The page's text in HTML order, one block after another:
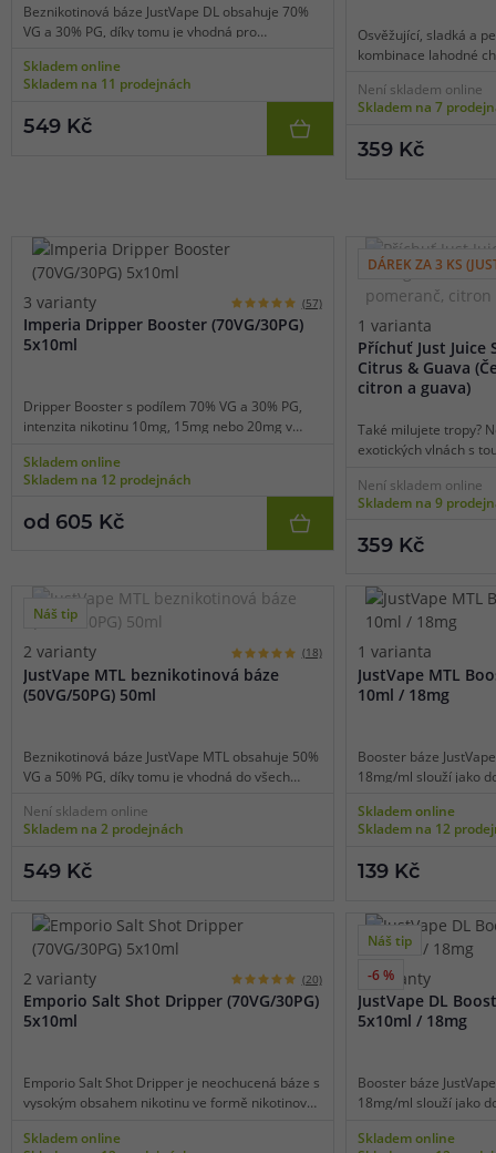
Opatrně otevřete lahvičku s koncentrovanou příchutí.
Lahvičku dolijte beznikotinovou bází nebo nikotinovým
Uzavřete lahvičku a důkladně ji protřepejte po dobu
Poté nechte chvíli odstát a můžete ihned vapovat.
Koncentrovaná aromata pro pokročilé
Klasická koncentrovaná aromatanabízejí maximální flexibilitu
experimentovat s různými poměry, kombinovat více příchutí a
recepty. Tyto aromata vyžadují základní znalost poměrů
delší čas na dozrání.
Míchání více příchutí dohromady
Kombinování různých příchutí vám otevírá široké možnosti
Oblíbené kombinace zahrnují ovocné směsi s chladivými prvky,
kombinacemi a postupně přidávat.
Zrání e-liquidů - nesmírně důležitá součást
Výrobci obecně doporučují nechat namíchané příchutě 2 až 3
zvýraznění chuti všech použitých surovin.
Praktický návod na míchání e-liquidů
Potřebné vybavení a pomůcky
Pro úspěšné míchání budete potřebovat tyto pomůcky:prázdné
jednorázové pipety nebo stříkačky, případně štítky pro označení
Míchání z klasických příchutí
U klasických příchutí je zapotřebí zjistit doporučené dávkování,
Beznikotinová báze JustVape DL obsahuje 70%
VG a 30% PG, díky tomu je vhodná pro
do plic (DL vaping). Bázi lze smíchat s libovolnou
příchutí a nikotinovými boostery či salt boostery.
Skladem online
Skladem na 11 prodejnách
549 Kč
Osvěžující, sladká a
kombinace lahodné
hebkým mátovým
chuťové pohárky
tónů s dechberoucími
Není skladem online
Skladem na 7
359 Kč
3 varianty (57)
Imperia Dripper Booster (70VG/30PG)
5x10ml
Dripper Booster s podílem 70% VG a 30% PG,
intenzita nikotinu 10mg, 15mg nebo 20mg v
nikotinu, která je vhodná pro domácí výrobu e-
liquidů. Booster stačí smíchat s klasickou
požadované koncentrace výsledného e-liquidu.
Skladem online
Skladem na 12 prodejnách
od 605 Kč
DÁREK ZA 3 KS
1 varianta
Příchuť Just Juice
Citrus & Guava
citron a guava)
Také milujete tropy?
exotických vlnách s
originální chuť
tropické guavy. Obě
Příchuť si zamilujete
Není skladem online
Skladem na 9
359 Kč
Náš tip
2 varianty (18)
JustVape MTL beznikotinová báze
(50VG/50PG) 50ml
Beznikotinová báze JustVape MTL obsahuje 50%
VG a 50% PG, díky tomu je vhodná do všech
pusa-plíce (MTL vaping). Bázi lze smíchat s
libovolnou příchutí a nikotinovými boostery či
Není skladem online
Skladem na 2 prodejnách
549 Kč
1 varianta
JustVape MTL
10ml / 18mg
Booster báze
18mg/ml slouží jako
koncentrace. Poměr
díky tomu lze bázi
stylem pusa-plíce
Skladem online
Skladem na 12
139 Kč
2 varianty (20)
Emporio Salt Shot Dripper (70VG/30PG)
5x10ml
Emporio Salt Shot Dripper je neochucená báze s
vysokým obsahem nikotinu ve formě nikotinové
liquidů. Bázi stačí smíchat se samotnou příchutí
Skladem online
Náš tip
-6 %
2 varianty
JustVape DL
5x10ml / 18mg
Booster báze
18mg/ml slouží jako
koncentrace. Poměr
Skladem online